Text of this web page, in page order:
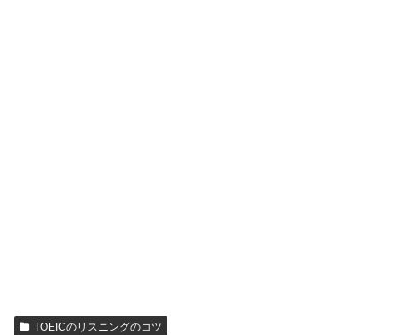
TOEICのリスニングのコツ